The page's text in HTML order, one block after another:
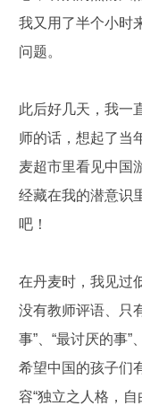
我又用了半个小时
问题。
此后好几天，我一
师的话，想起了当
麦超市里看见中国
经藏在我的潜意识
吧！
在丹麦时，我见过
没有教师评语、只
事”、“最讨厌的事”
希望中国的孩子们
容“独立之人格，